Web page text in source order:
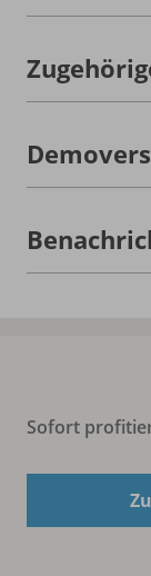
Sofort